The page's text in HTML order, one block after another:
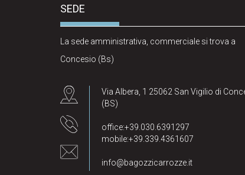
SEDE
La sede amministrativa, commerciale si trova a
Concesio (Bs)
Via Albera, 1 25062 San Vigilio di
(BS)
office:+39.030.6391297
mobile:+39.339.4361607
info@bagozzicarrozze.it